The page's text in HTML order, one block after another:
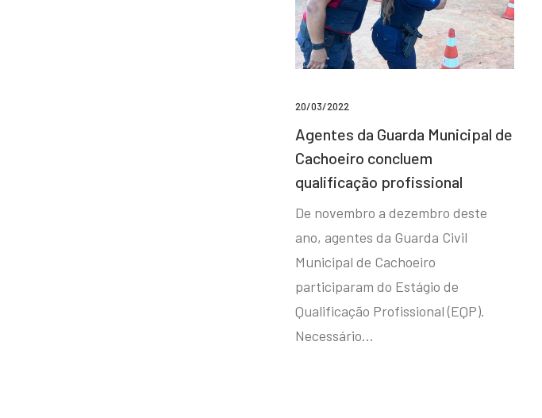
20/03/2022
Agentes da Guarda Municipal de
Cachoeiro concluem
qualificação profissional
De novembro a dezembro deste
ano, agentes da Guarda Civil
Municipal de Cachoeiro
participaram do Estágio de
Qualificação Profissional (EQP).
Necessário…